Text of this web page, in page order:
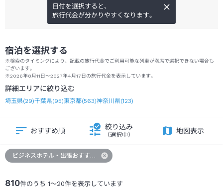
日付を選択すると、
旅行代金が分かりやすくなります。
宿泊を選択する
※検索のタイミングにより、記載の旅行代金でご利用可能な列車が満席で選択できない場合も
ございます。
※2026年8月11日～2027年4月17日の旅行代金を表示しています。
詳細エリアに絞り込む
埼玉県(29)千葉県(95)東京都(563)神奈川県(123)
810件のうち 1～20件を表示しています
おすすめ順 絞り込み
（選択中）
地図表示
ビジネスホテル・出張おすすめホテル